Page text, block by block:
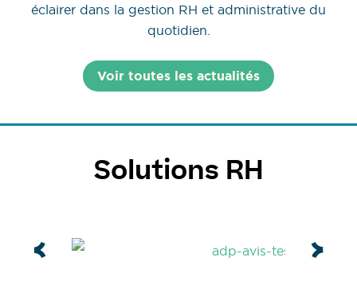
éclairer dans la gestion RH et administrative du
quotidien.
Voir toutes les actualités
Solutions RH